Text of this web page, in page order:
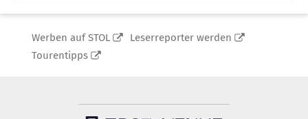
Werben auf STOL
Leserreporter werden
Tourentipps